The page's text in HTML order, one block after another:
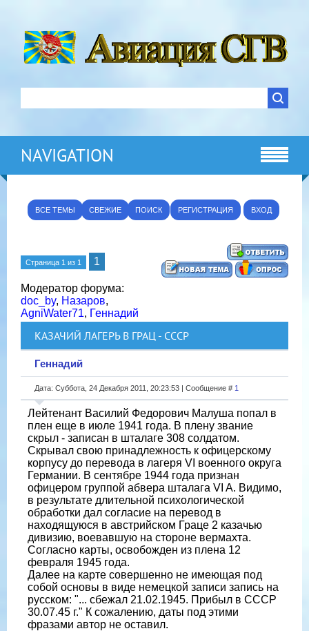
NAVIGATION
ВСЕ ТЕМЫ СВЕЖИЕ ПОИСК РЕГИСТРАЦИЯ ВХОД
Страница 1 из 1 1
Модератор форума:
doc_by, Назаров,
AgniWater71, Геннадий
КАЗАЧИЙ ЛАГЕРЬ В ГРАЦ - СССР
Геннадий
Дата: Суббота, 24 Декабря 2011, 20:23:53 | Сообщение # 1
Лейтенант Василий Федорович Малуша попал в
плен еще в июле 1941 года. В плену звание
скрыл - записан в шталаге 308 солдатом.
Скрывал свою принадлежность к офицерскому
корпусу до перевода в лагеря VI военного округа
Германии. В сентябре 1944 года признан
офицером группой абвера шталага VI A. Видимо,
в результате длительной психологической
обработки дал согласие на перевод в
находящуюся в австрийском Граце 2 казачью
дивизию, воевавшую на стороне вермахта.
Согласно карты, освобожден из плена 12
февраля 1945 года.
Далее на карте совершенно не имеющая под
собой основы в виде немецкой записи запись на
русском: "... сбежал 21.02.1945. Прибыл в СССР
30.07.45 г." К сожалению, даты под этими
фразами автор не оставил.